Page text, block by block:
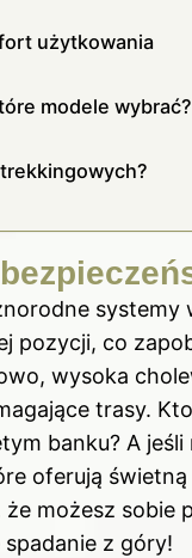
użytkowania
modele wybrać?
systemy
pozycji, co
wysoka
trasy.
banku? A jeśli
oferują
możesz sobie
z góry!